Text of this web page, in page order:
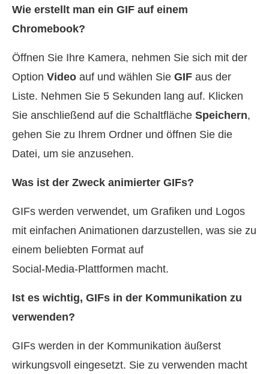
Wie erstellt man ein GIF auf einem
Chromebook?
Öffnen Sie Ihre Kamera, nehmen Sie sich mit der
Option Video auf und wählen Sie GIF aus der
Liste. Nehmen Sie 5 Sekunden lang auf. Klicken
Sie anschließend auf die Schaltfläche Speichern,
gehen Sie zu Ihrem Ordner und öffnen Sie die
Datei, um sie anzusehen.
Was ist der Zweck animierter GIFs?
GIFs werden verwendet, um Grafiken und Logos
mit einfachen Animationen darzustellen, was sie zu
einem beliebten Format auf
Social‑Media‑Plattformen macht.
Ist es wichtig, GIFs in der Kommunikation zu
verwenden?
GIFs werden in der Kommunikation äußerst
wirkungsvoll eingesetzt. Sie zu verwenden macht